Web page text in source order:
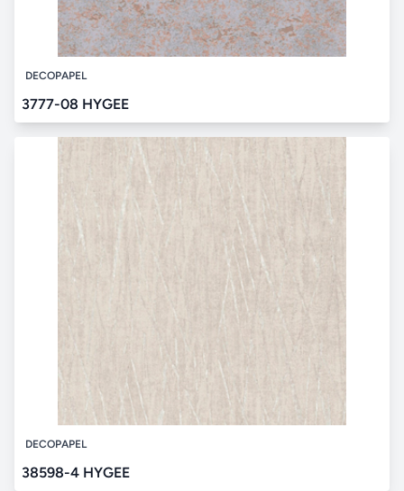
DECOPAPEL
3777-08 HYGEE
DECOPAPEL
38598-4 HYGEE